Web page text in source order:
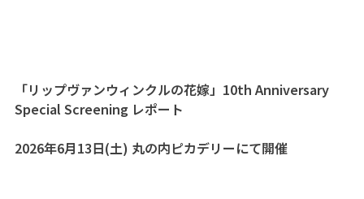
「リップヴァンウィンクルの花嫁」10th Anniversary
Special Screening レポート
2026年6月13日(土) 丸の内ピカデリーにて開催